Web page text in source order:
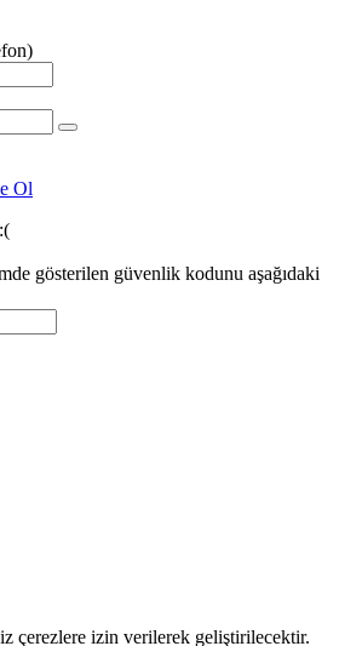
Ol
gösterilen güvenlik kodunu aşağıdaki
çerezlere izin verilerek geliştirilecektir.